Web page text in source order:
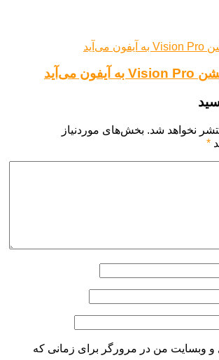
نخواهد شد. بخش‌های موردنیاز
*
و وبسایت من در مرورگر برای زمانی که